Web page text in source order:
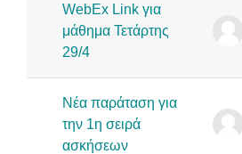
WebEx Link για
μάθημα Τετάρτης
29/4
Νέα παράταση για
την 1η σειρά
ασκήσεων